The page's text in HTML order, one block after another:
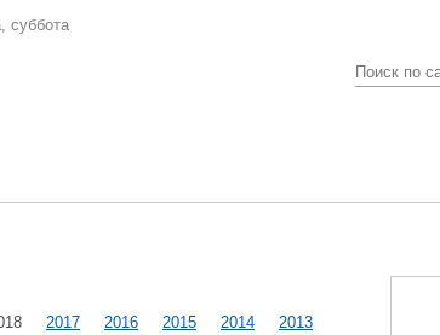
суббота
2017 2016 2015 2014 2013